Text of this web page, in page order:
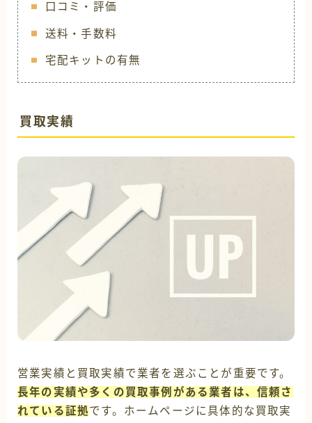
口コミ・評価
送料・手数料
宅配キットの有無
買取実績
営業実績と買取実績で業者を選ぶことが重要です。
長年の実績や多くの買取事例がある業者は、信頼さ
れている証拠です。ホームページに具体的な買取実